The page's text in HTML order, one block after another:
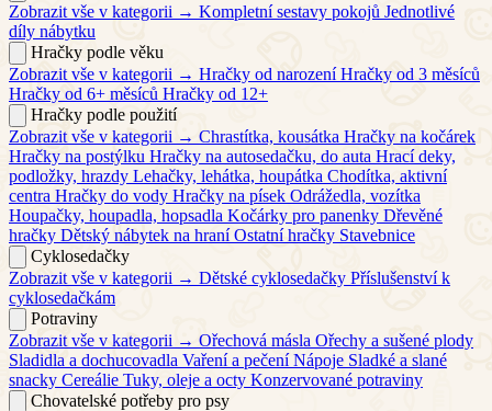
Zobrazit vše v kategorii → Kompletní sestavy pokojů Jednotlivé
díly nábytku
Hračky podle věku
Zobrazit vše v kategorii → Hračky od narození Hračky od 3 měsíců
Hračky od 6+ měsíců Hračky od 12+
Hračky podle použití
Zobrazit vše v kategorii → Chrastítka, kousátka Hračky na kočárek
Hračky na postýlku Hračky na autosedačku, do auta Hrací deky,
podložky, hrazdy Lehačky, lehátka, houpátka Chodítka, aktivní
centra Hračky do vody Hračky na písek Odrážedla, vozítka
Houpačky, houpadla, hopsadla Kočárky pro panenky Dřevěné
hračky Dětský nábytek na hraní Ostatní hračky Stavebnice
Cyklosedačky
Zobrazit vše v kategorii → Dětské cyklosedačky Příslušenství k
cyklosedačkám
Potraviny
Zobrazit vše v kategorii → Ořechová másla Ořechy a sušené plody
Sladidla a dochucovadla Vaření a pečení Nápoje Sladké a slané
snacky Cereálie Tuky, oleje a octy Konzervované potraviny
Chovatelské potřeby pro psy